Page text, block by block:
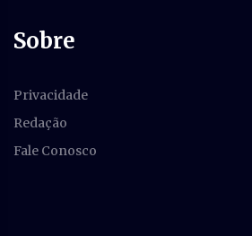
Sobre
Privacidade
Redação
Fale Conosco